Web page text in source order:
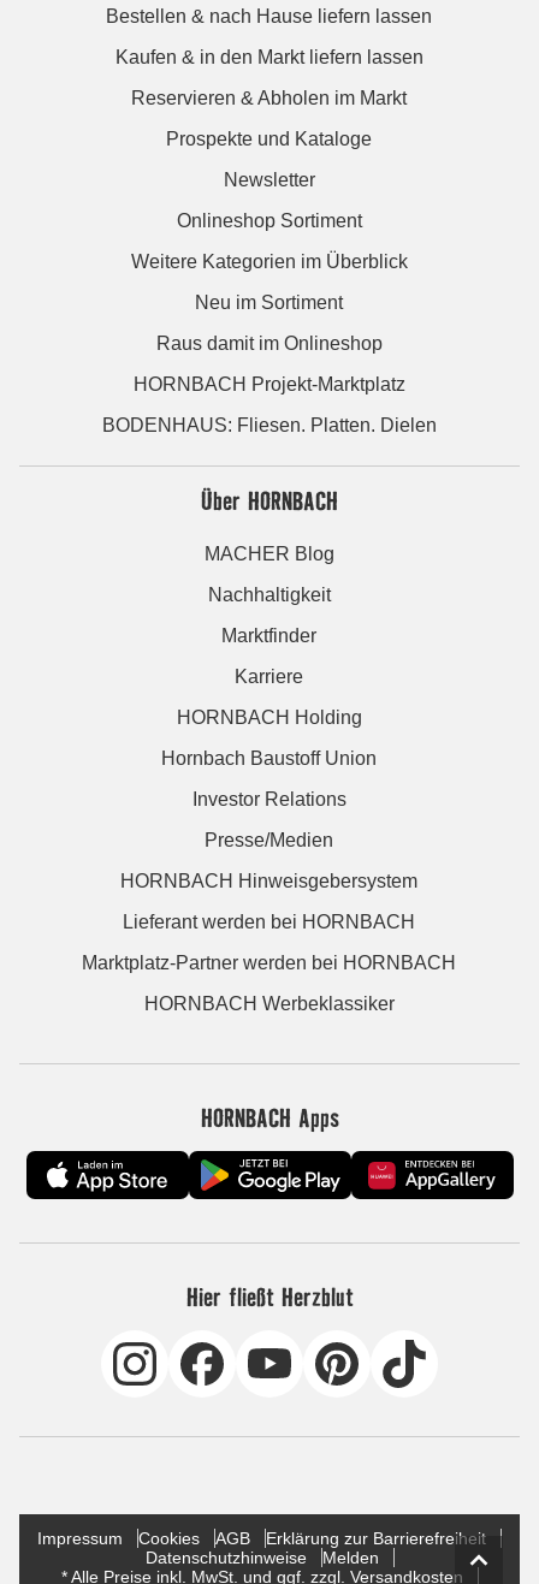
Bestellen & nach Hause liefern lassen
Kaufen & in den Markt liefern lassen
Reservieren & Abholen im Markt
Prospekte und Kataloge
Newsletter
Onlineshop Sortiment
Weitere Kategorien im Überblick
Neu im Sortiment
Raus damit im Onlineshop
HORNBACH Projekt-Marktplatz
BODENHAUS: Fliesen. Platten. Dielen
Über HORNBACH
MACHER Blog
Nachhaltigkeit
Marktfinder
Karriere
HORNBACH Holding
Hornbach Baustoff Union
Investor Relations
Presse/Medien
HORNBACH Hinweisgebersystem
Lieferant werden bei HORNBACH
Marktplatz-Partner werden bei HORNBACH
HORNBACH Werbeklassiker
HORNBACH Apps
Hier fließt Herzblut
Impressum Cookies AGB
Erklärung zur Barrierefreiheit
Datenschutzhinweise
Melden
* Alle Preise inkl. MwSt. und ggf. zzgl. Versandkosten